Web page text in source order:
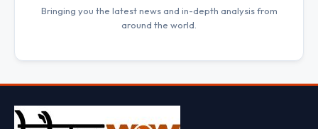
Bringing you the latest news and in-depth analysis from
around the world.